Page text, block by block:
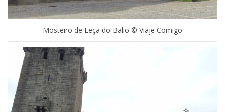
Mosteiro de Leça do Balio © Viaje Comigo